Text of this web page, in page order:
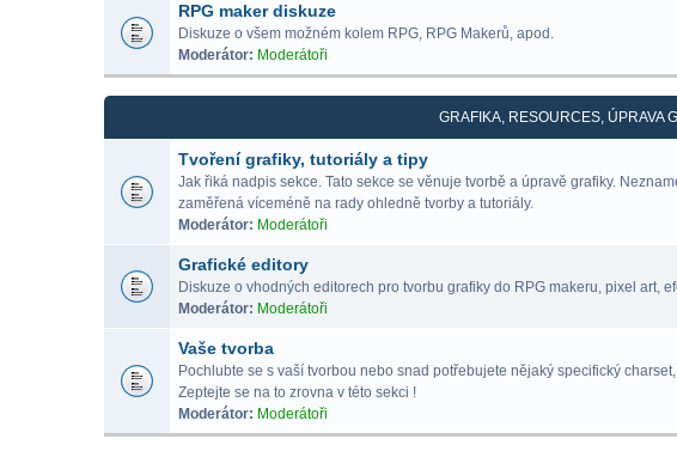
RPG maker diskuze
Diskuze o všem možném kolem RPG, RPG Makerů, apod.
Moderátor: Moderátoři
GRAFIKA, RESOURCES, ÚPRAVA
Tvoření grafiky, tutoriály a tipy
Jak řiká nadpis sekce. Tato sekce se věnuje tvorbě a úpravě grafiky.
zaměřená víceméně na rady ohledně tvorby a tutoriály.
Moderátor: Moderátoři
Grafické editory
Diskuze o vhodných editorech pro tvorbu grafiky do RPG makeru, pixel art,
Moderátor: Moderátoři
Vaše tvorba
Pochlubte se s vaší tvorbou nebo snad potřebujete nějaký specifický
Zeptejte se na to zrovna v této sekci !
Moderátor: Moderátoři